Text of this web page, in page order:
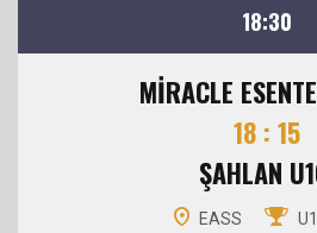
18:30
MİRACLE
18 : 15
ŞAHLAN
EASS